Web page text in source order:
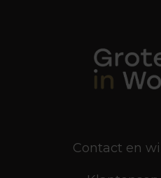
eigenlijk, functioneel zijn.
een tafel is voornamelijk
te zetten, om aan te
gezelschapsspel aan te
aan een tafel kunt
niet allemaal noemen
gaat, is dat een tafel
Contact en